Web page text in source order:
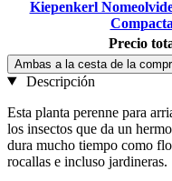
Kiepenkerl
Precio
Ambas a la cesta de la
Descripción
Esta planta perenne para
los insectos que da un
dura mucho tiempo como
rocallas e incluso jardineras.